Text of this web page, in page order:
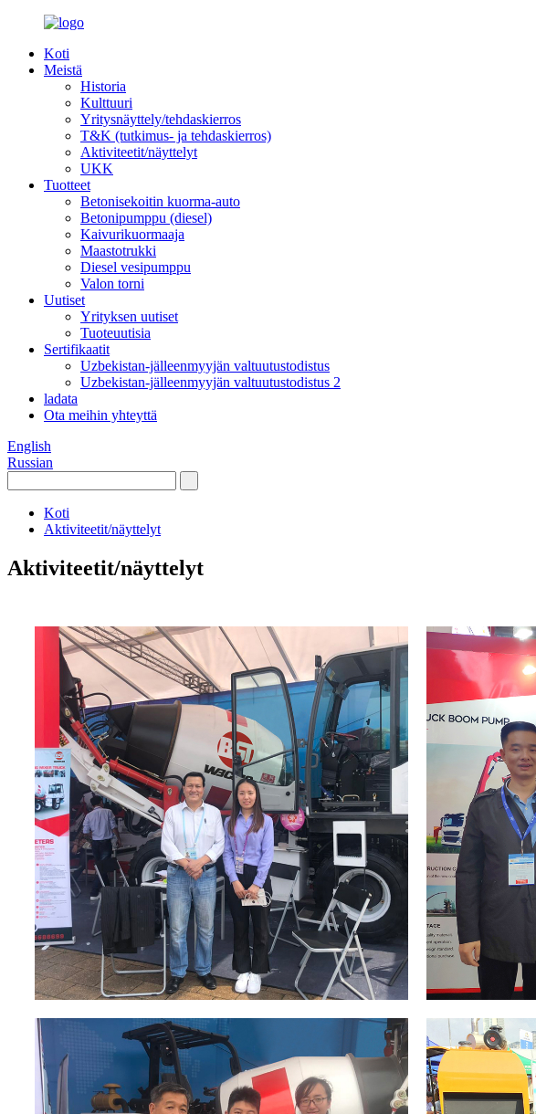
Koti
Meistä
Historia
Kulttuuri
Yritysnäyttely/tehdaskierros
T&K (tutkimus- ja tehdaskierros)
Aktiviteetit/näyttelyt
UKK
Tuotteet
Betonisekoitin kuorma-auto
Betonipumppu (diesel)
Kaivurikuormaaja
Maastotrukki
Diesel vesipumppu
Valon torni
Uutiset
Yrityksen uutiset
Tuoteuutisia
Sertifikaatit
Uzbekistan-jälleenmyyjän valtuutustodistus
Uzbekistan-jälleenmyyjän valtuutustodistus 2
ladata
Ota meihin yhteyttä
English
Russian
Koti
Aktiviteetit/näyttelyt
Aktiviteetit/näyttelyt